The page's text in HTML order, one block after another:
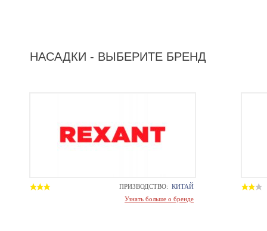
НАСАДКИ - ВЫБЕРИТЕ БРЕНД
ПРИЗВОДСТВО: КИТАЙ
Узнать больше о бренде